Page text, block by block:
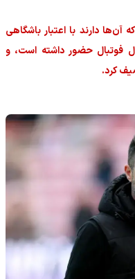
آن‌ها دارند با اعتبار باشگاهی
سال ۱۹۷۷ در سطح اول فوتبال حضور داشته است، و
کرد.